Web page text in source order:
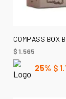
COMPASS BOX
$1.565
25% $